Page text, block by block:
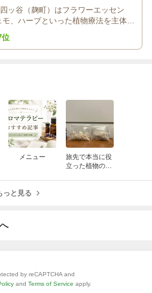
ッ谷（麹町）はフラワーエッセン
、ハーブといった植物療法を主体と
年の経験で皆様が健やかに前進して
位
メニュー
旅先で本当に役
立った植物のお
っと見る
by reCAPTCHA and
and Terms of Service apply.